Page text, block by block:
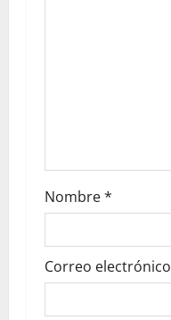
Nombre*
Correo electrónico